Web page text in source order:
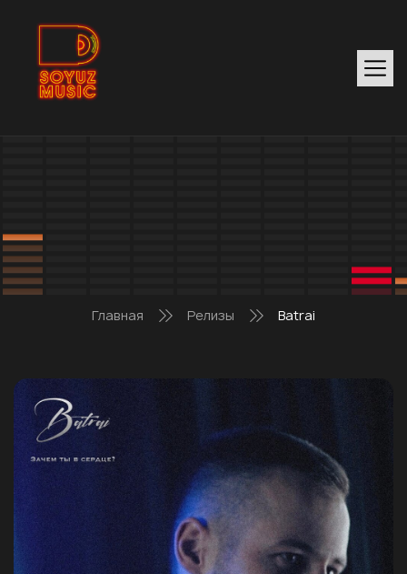
Главная Релизы Batrai